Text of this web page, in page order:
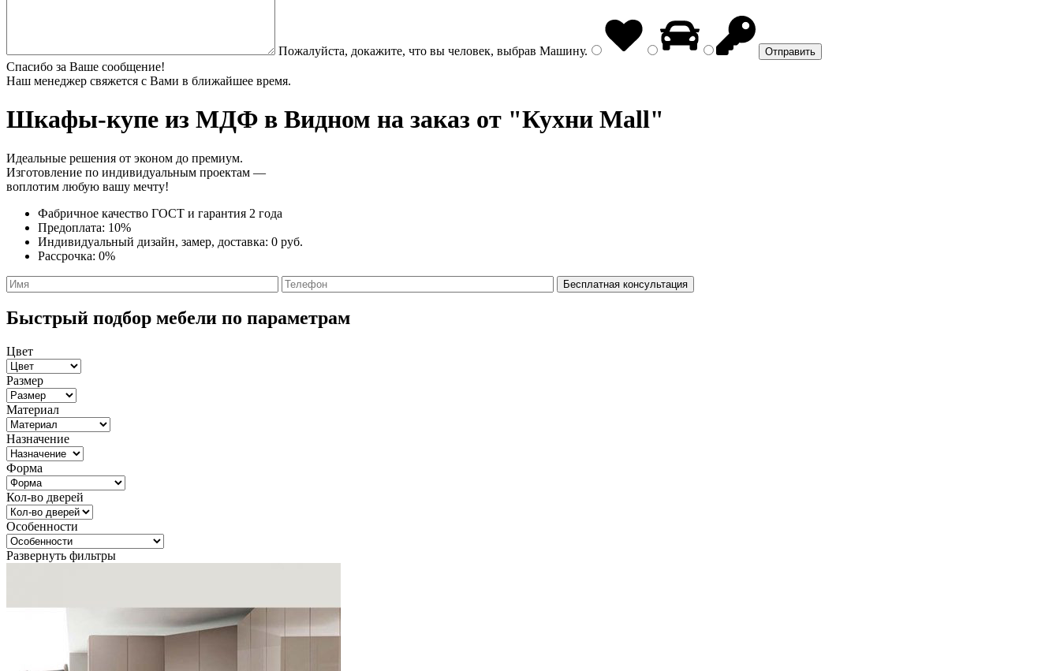
Пожалуйста, докажите, что вы человек, выбрав Машину.
Спасибо за Ваше сообщение!
Наш менеджер свяжется с Вами в ближайшее время.
Шкафы-купе из МДФ в Видном на заказ от "Кухни Mall"
Идеальные решения от эконом до премиум.
Изготовление по индивидуальным проектам —
воплотим любую вашу мечту!
Фабричное качество ГОСТ и гарантия 2 года
Предоплата: 10%
Индивидуальный дизайн, замер, доставка: 0 руб.
Рассрочка: 0%
Быстрый подбор мебели по параметрам
Цвет
Размер
Материал
Назначение
Форма
Кол-во дверей
Особенности
Развернуть фильтры